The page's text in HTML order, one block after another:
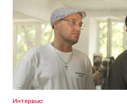
Интервью